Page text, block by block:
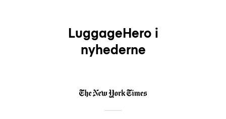
LuggageHero i
nyhederne